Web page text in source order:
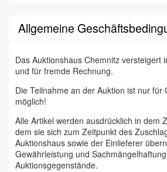
Allgemeine
Das Auktionshaus Chemnitz versteigert
und für fremde Rechnung.
Die Teilnahme an der Auktion ist nur für
möglich!
Alle Artikel werden ausdrücklich in dem
dem sie sich zum Zeitpunkt des
Auktionshaus sowie der Einlieferer
Gewährleistung und
Auktionsgegenstände.